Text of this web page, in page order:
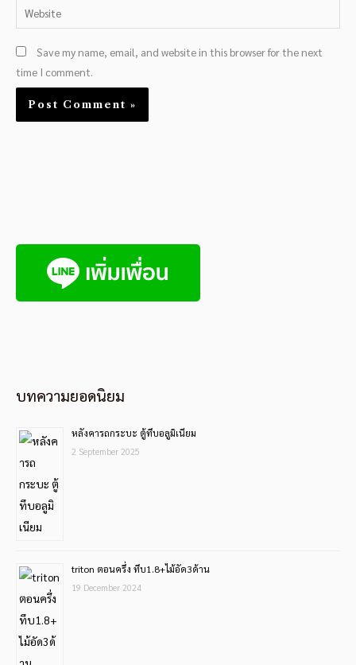
Save my name, email, and website in this browser for the next
time I comment.
บทความยอดนิยม
หลังคารถกระบะ ตู้ทึบอลูมิเนียม
2 September 2025
triton ตอนครึ่ง ทึบ1.8+ไม้อัด3ด้าน
19 December 2024